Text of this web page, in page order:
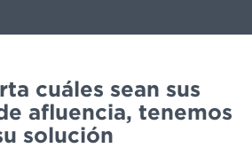
cuáles sean sus
afluencia, tenemos
solución